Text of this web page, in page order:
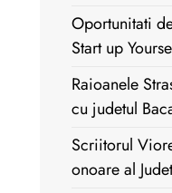
Oportunitati
Start up
Raioanele
cu judetul
Scriitorul
onoare al